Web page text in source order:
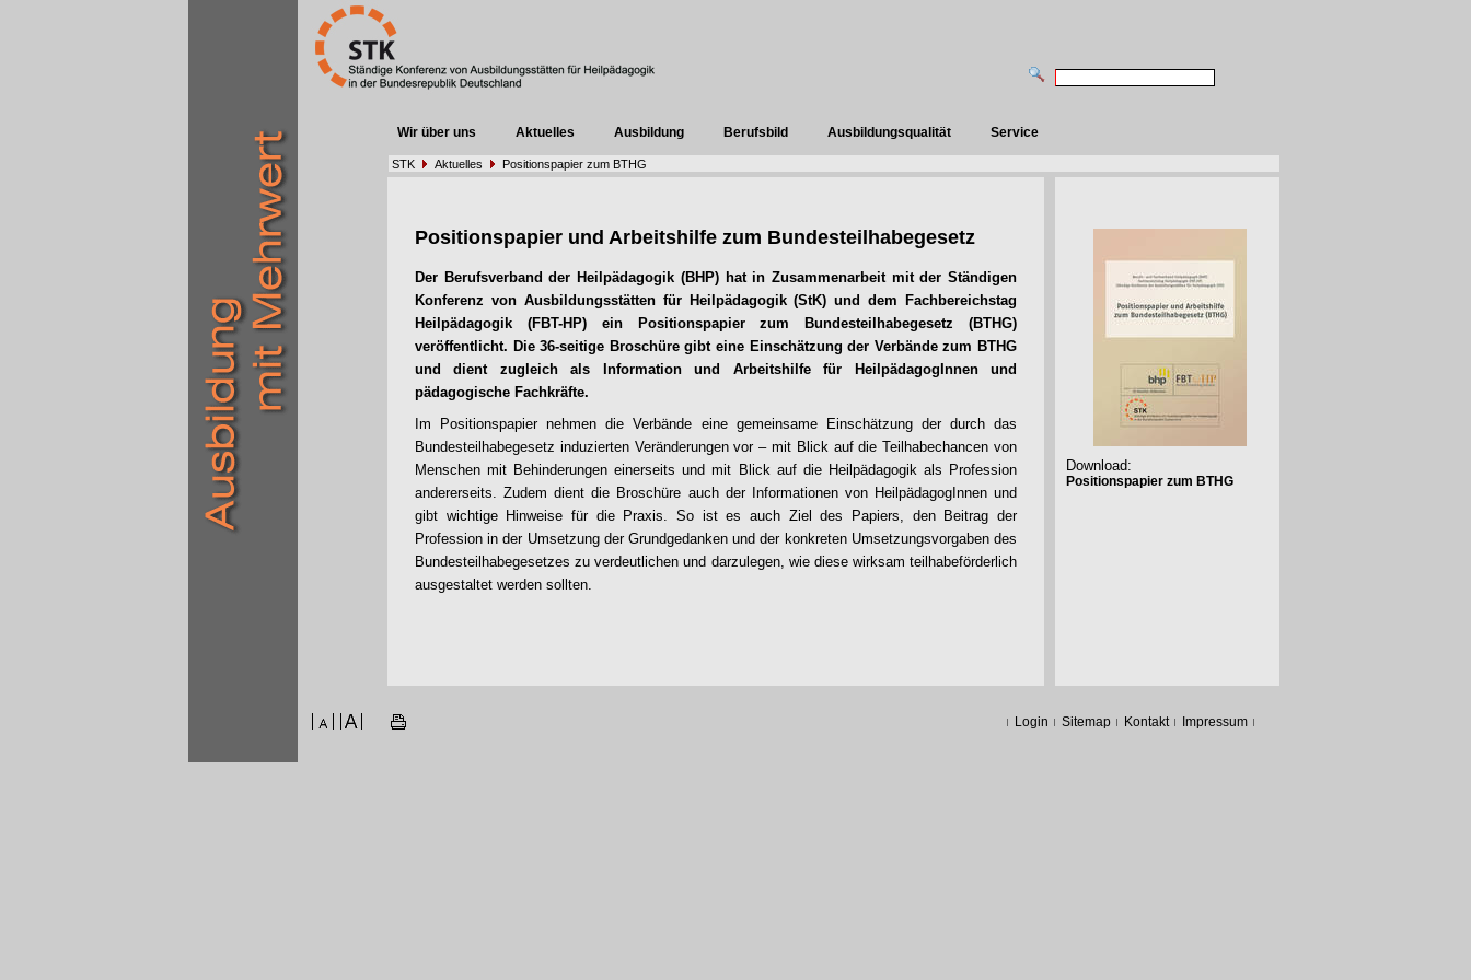
Wir über uns Aktuelles Ausbildung Berufsbild Ausbildungsqualität Service
STK Aktuelles Positionspapier zum BTHG
Positionspapier und Arbeitshilfe zum Bundesteilhabegesetz
Der Berufsverband der Heilpädagogik (BHP) hat in Zusammenarbeit mit der Ständigen
Konferenz von Ausbildungsstätten für Heilpädagogik (StK) und dem Fachbereichstag
Heilpädagogik (FBT-HP) ein Positionspapier zum Bundesteilhabegesetz (BTHG)
veröffentlicht. Die 36-seitige Broschüre gibt eine Einschätzung der Verbände zum BTHG
und dient zugleich als Information und Arbeitshilfe für HeilpädagogInnen und
pädagogische Fachkräfte.
Im Positionspapier nehmen die Verbände eine gemeinsame Einschätzung der durch das
Bundesteilhabegesetz induzierten Veränderungen vor – mit Blick auf die Teilhabechancen von
Menschen mit Behinderungen einerseits und mit Blick auf die Heilpädagogik als Profession
andererseits. Zudem dient die Broschüre auch der Informationen von HeilpädagogInnen und
gibt wichtige Hinweise für die Praxis. So ist es auch Ziel des Papiers, den Beitrag der
Profession in der Umsetzung der Grundgedanken und der konkreten Umsetzungsvorgaben des
Bundesteilhabegesetzes zu verdeutlichen und darzulegen, wie diese wirksam teilhabeförderlich
ausgestaltet werden sollten.
Download:
Positionspapier zum BTHG
Login Sitemap Kontakt Impressum